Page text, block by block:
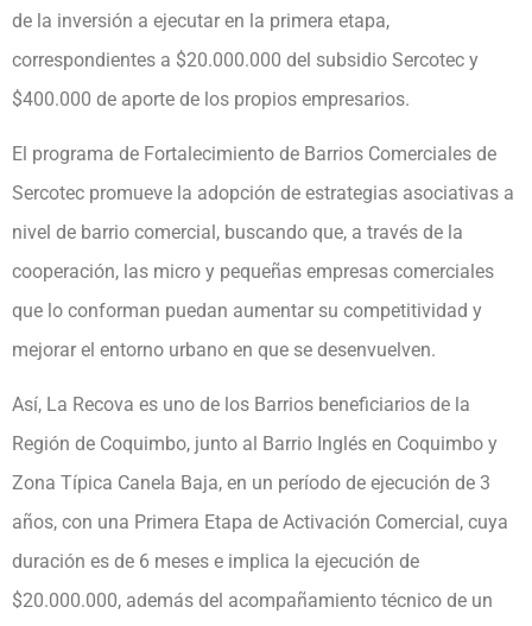
de la inversión a ejecutar en la primera etapa,
correspondientes a $20.000.000 del subsidio Sercotec y
$400.000 de aporte de los propios empresarios.
El programa de Fortalecimiento de Barrios Comerciales de
Sercotec promueve la adopción de estrategias asociativas a
nivel de barrio comercial, buscando que, a través de la
cooperación, las micro y pequeñas empresas comerciales
que lo conforman puedan aumentar su competitividad y
mejorar el entorno urbano en que se desenvuelven.
Así, La Recova es uno de los Barrios beneficiarios de la
Región de Coquimbo, junto al Barrio Inglés en Coquimbo y
Zona Típica Canela Baja, en un período de ejecución de 3
años, con una Primera Etapa de Activación Comercial, cuya
duración es de 6 meses e implica la ejecución de
$20.000.000, además del acompañamiento técnico de un